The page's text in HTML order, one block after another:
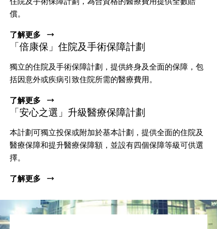
住院及手術保障計劃，為合資格的醫療費用提供全數賠
償。
了解更多
「倍康保」住院及手術保障計劃
獨立的住院及手術保障計劃，提供終身及全面的保障，包
括因意外或疾病引致住院所需的醫療費用。
了解更多
「安心之選」升級醫療保障計劃
本計劃可獨立投保或附加於基本計劃，提供全面的住院及
醫療保障和提升醫療保障額，並設有四個保障等級可供選
擇。
了解更多